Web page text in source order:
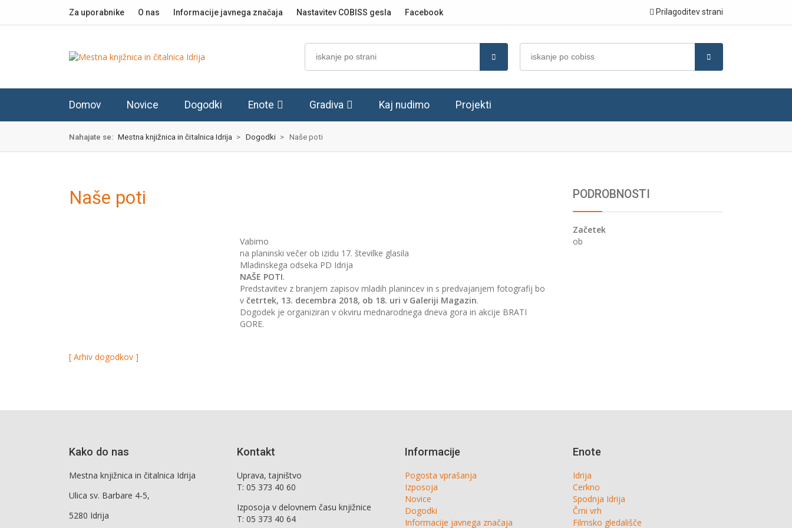
glavno
dostopnosti
Za uporabnike O nas Informacije javnega značaja Nastavitev COBISS gesla Facebook Prilagoditev strani
Domov Novice Dogodki Enote Gradiva Kaj nudimo Projekti
Nahajate se: Mestna knjižnica in čitalnica Idrija > Dogodki > Naše poti
Naše poti
Vabimo
na planinski večer ob izidu 17. številke glasila
Mladinskega odseka PD Idrija
NAŠE POTI.
Predstavitev z branjem zapisov mladih planincev in s predvajanjem fotografij bo
v četrtek, 13. decembra 2018, ob 18. uri v Galeriji Magazin.
Dogodek je organiziran v okviru mednarodnega dneva gora in akcije BRATI
GORE.
[ Arhiv dogodkov ]
PODROBNOSTI
Začetek
ob
Kako do nas
Mestna knjižnica in čitalnica Idrija
Ulica sv. Barbare 4-5,
5280 Idrija
Kontakt
Uprava, tajništvo
T: 05 373 40 60
Izposoja v delovnem času knjižnice
T: 05 373 40 64
Informacije
Pogosta vprašanja
Izposoja
Novice
Dogodki
Informacije javnega značaja
Enote
Idrija
Cerkno
Spodnja Idrija
Črni vrh
Filmsko gledališče